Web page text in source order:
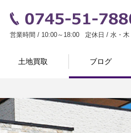
お問い合わせ
営業時間 / 10:00～18:00 定休日 / 水・木
土地買取 ブログ